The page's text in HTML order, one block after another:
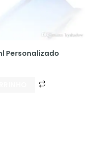
Personalizado